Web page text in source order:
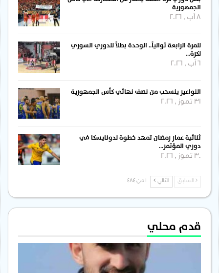
الجمهورية
للمرة الرابعة توالياً.. الوحدة بطلاً للدوري السوري
لكرة…
النواعير ينسحب من نصف نهائي كأس الجمهورية
31 تموز , 2026
ثنائية عمار رمضان تمهد خطوة لدونايسكا في
دوري المؤتمر…
30 تموز , 2026
السابق التالي
قدم محلي